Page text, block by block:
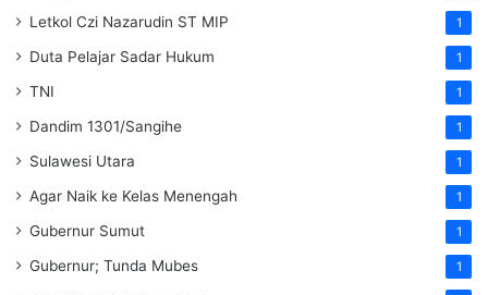
Letkol Czi Nazarudin ST MIP 1
Duta Pelajar Sadar Hukum 1
TNI 1
Dandim 1301/Sangihe 1
Sulawesi Utara 1
Agar Naik ke Kelas Menengah 1
Gubernur Sumut 1
Gubernur; Tunda Mubes 1